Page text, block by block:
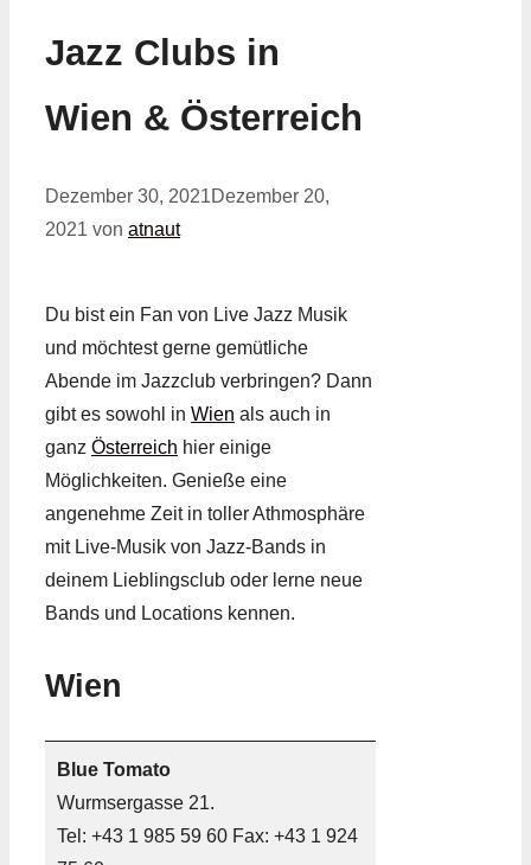
Jazz Clubs in
Wien & Österreich
Dezember 30, 2021Dezember 20,
2021 von atnaut
Du bist ein Fan von Live Jazz Musik
und möchtest gerne gemütliche
Abende im Jazzclub verbringen? Dann
gibt es sowohl in Wien als auch in
ganz Österreich hier einige
Möglichkeiten. Genieße eine
angenehme Zeit in toller Athmosphäre
mit Live-Musik von Jazz-Bands in
deinem Lieblingsclub oder lerne neue
Bands und Locations kennen.
Wien
Blue Tomato
Wurmsergasse 21.
Tel: +43 1 985 59 60 Fax: +43 1 924